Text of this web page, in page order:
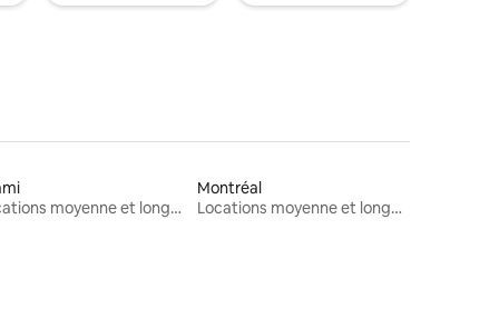
Locations moyenne et longue durée
Montréal
Locations moyenne et longue durée